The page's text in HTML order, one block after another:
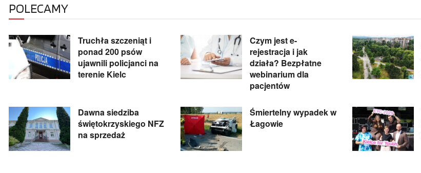
POLECAMY
Truchła szczeniąt i
ponad 200 psów
ujawnili policjanci na
terenie Kielc
Czym jest e-
rejestracja i jak
działa? Bezpłatne
webinarium dla
pacjentów
Dawna siedziba
świętokrzyskiego NFZ
na sprzedaż
Śmiertelny wypadek w
Łagowie